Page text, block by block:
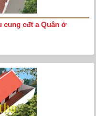
cung cđt a Quân ở